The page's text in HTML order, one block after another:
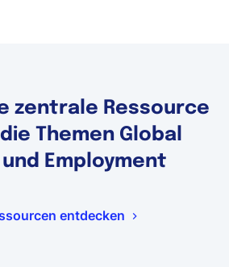
zentrale Ressource
Themen Global
Employment
entdecken